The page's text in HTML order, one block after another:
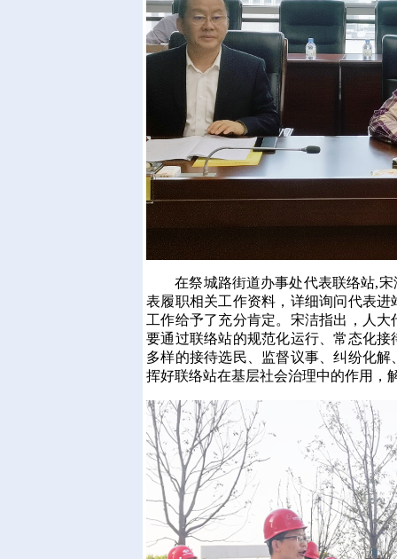
在祭城路街道办事处代表联络站,宋
表履职相关工作资料，详细询问代表
工作给予了充分肯定。宋洁指出，人
要通过联络站的规范化运行、常态化
多样的接待选民、监督议事、纠纷化
挥好联络站在基层社会治理中的作用，